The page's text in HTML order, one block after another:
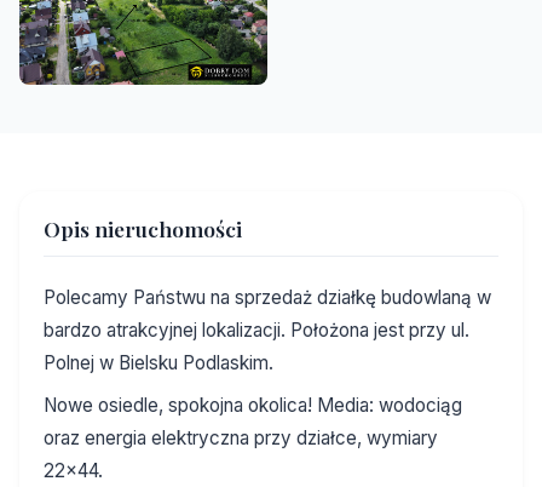
Opis nieruchomości
Polecamy Państwu na sprzedaż działkę budowlaną w
bardzo atrakcyjnej lokalizacji. Położona jest przy ul.
Polnej w Bielsku Podlaskim.
Nowe osiedle, spokojna okolica! Media: wodociąg
oraz energia elektryczna przy działce, wymiary
22x44.